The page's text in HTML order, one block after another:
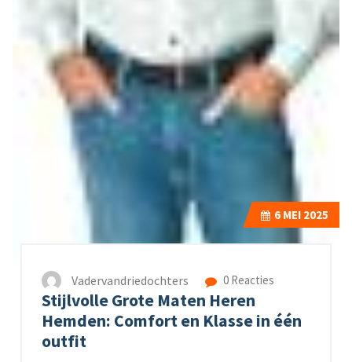
6 MEI 2025
Vadervandriedochters 0 Reacties
Stijlvolle Grote Maten Heren
Hemden: Comfort en Klasse in één
outfit